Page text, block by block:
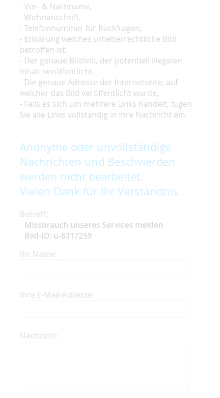
- Vor- & Nachname,
- Wohnanschrift,
- Telefonnummer für Rückfragen,
- Erklärung welches urheberrechtliche Bild
betroffen ist,
- Der genaue Bildlink, der potentiell illegalen
Inhalt veröffentlicht,
- Die genaue Adresse der Internetseite, auf
welcher das Bild veröffentlicht wurde,
- Falls es sich um mehrere Links handelt, fügen
Sie alle Links vollständig in Ihre Nachricht ein.
Anonyme oder unvollständige
Nachrichten und Beschwerden
werden nicht bearbeitet.
Vielen Dank für Ihr Verständnis.
Betreff:
Missbrauch unseres Services melden
Bild-ID: u-8317259
Ihr Name:
Ihre E-Mail-Adresse:
Nachricht: